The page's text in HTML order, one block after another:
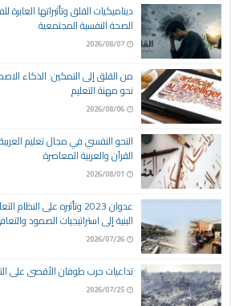
ديناميكيات القلق وتأثيراتها
الصحة النفسية المجتمعية
2026/08/07
من القلق إلى التمكين: الذكاء
نحو مهنة التعليم
2026/08/06
النحو النفسي في مجال تعليم
القرآن والعربية المعاصرة
2026/08/01
عدوان 2023 وتأثيره على
البنية إلى استراتيجيات الصمود
2026/07/26
تداعيات حرب طوفان الأقصى على
2026/07/25